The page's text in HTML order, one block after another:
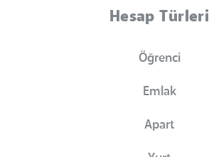
Hesap Türleri
Öğrenci
Emlak
Apart